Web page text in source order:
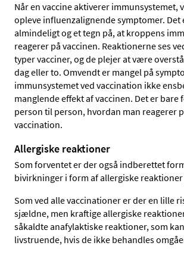
Når en vaccine aktiverer immunsystemet,
opleve influenzalignende symptomer. Det
almindeligt og et tegn på, at kroppens
reagerer på vaccinen. Reaktionerne ses
typer vacciner, og de plejer at være
dag eller to. Omvendt er mangel på
immunsystemet ved vaccination ikke
manglende effekt af vaccinen. Det er bare
person til person, hvordan man reagerer
vaccination.
Allergiske reaktioner
Som forventet er der også indberettet
bivirkninger i form af allergiske reaktioner
Som ved alle vaccinationer er der en lille
sjældne, men kraftige allergiske
såkaldte anafylaktiske reaktioner, som
livstruende, hvis de ikke behandles